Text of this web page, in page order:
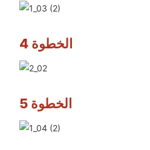
الخطوة 4
الخطوة 5